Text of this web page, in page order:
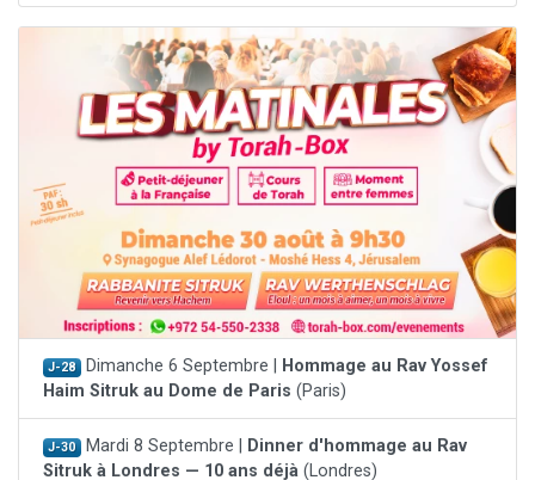
J-28 Dimanche 6 Septembre |
Hommage au Rav Yossef
Haim Sitruk au Dome de Paris (Paris)
J-30 Mardi 8 Septembre |
Dinner d'hommage au Rav
Sitruk à Londres — 10 ans déjà (Londres)